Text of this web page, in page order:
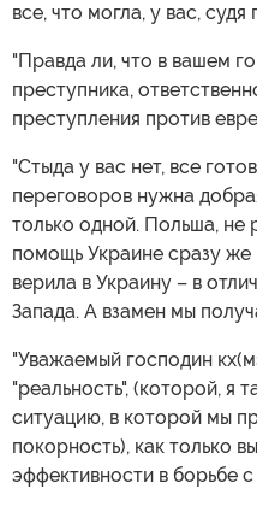
все, что могла, у вас, судя
"Правда ли, что в вашем
преступника,
преступления против
"Стыда у вас нет, все
переговоров нужна
только одной. Польша, не
помощь Украине сразу же
верила в Украину – в
Запада. А взамен мы
"Уважаемый господин
"реальность", (которой, я
ситуацию, в которой мы
покорность), как только
эффективности в борьбе